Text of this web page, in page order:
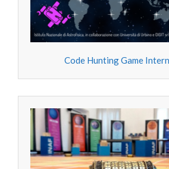
Code Hunting Game